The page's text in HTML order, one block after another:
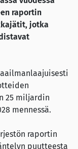
raportin
jotka
25 miljardin
mennessä.
raportin
puutteesta